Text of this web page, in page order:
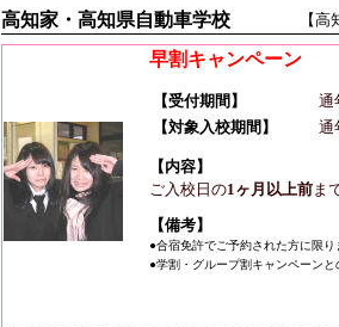
高知家・高知県自動車学校 【
早割キャンペーン
【受付期間】
通
【対象入校期間】
通
【内容】
ご入校日の1ヶ月以上前ま
【備考】
●合宿免許でご予約された方に限り
●学割・グループ割キャンペーン